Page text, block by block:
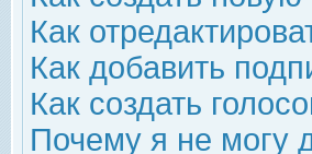
Как
Как добавить
Как создать
Почему я не могу